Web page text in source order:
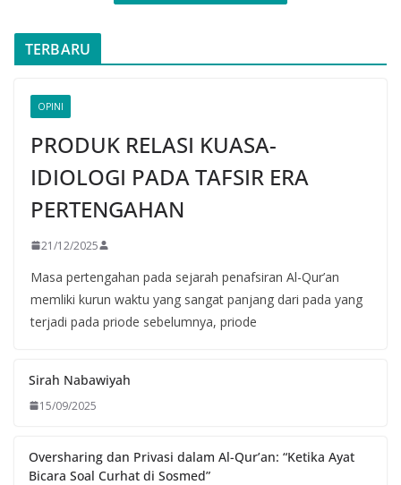
TERBARU
OPINI
PRODUK RELASI KUASA-
IDIOLOGI PADA TAFSIR ERA
PERTENGAHAN
21/12/2025
Masa pertengahan pada sejarah penafsiran Al-Qur’an
memliki kurun waktu yang sangat panjang dari pada yang
terjadi pada priode sebelumnya, priode
Sirah Nabawiyah
15/09/2025
Oversharing dan Privasi dalam Al-Qur’an: “Ketika Ayat
Bicara Soal Curhat di Sosmed”